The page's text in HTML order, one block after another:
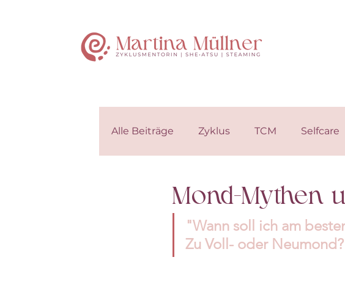
Alle Beiträge Zyklus TCM Selfcare
Mond-Mythen
"Wann soll ich am
Zu Voll- oder